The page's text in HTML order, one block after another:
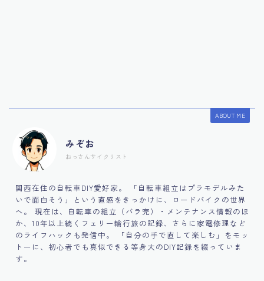
ABOUT ME
みぞお
おっさんサイクリスト
関西在住の自転車DIY愛好家。 「自転車組立はプラモデルみた
いで面白そう」という直感をきっかけに、ロードバイクの世界
へ。 現在は、自転車の組立（バラ完）・メンテナンス情報のほ
か、10年以上続くフェリー輪行旅の記録、さらに家電修理など
のライフハックも発信中。 「自分の手で直して楽しむ」をモッ
トーに、初心者でも真似できる等身大のDIY記録を綴っていま
す。